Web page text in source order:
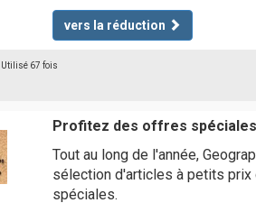
vers la réduction
| Utilisé 67 fois
Profitez des offres spéciales
Tout au long de l'année,
sélection d'articles à petits
spéciales.